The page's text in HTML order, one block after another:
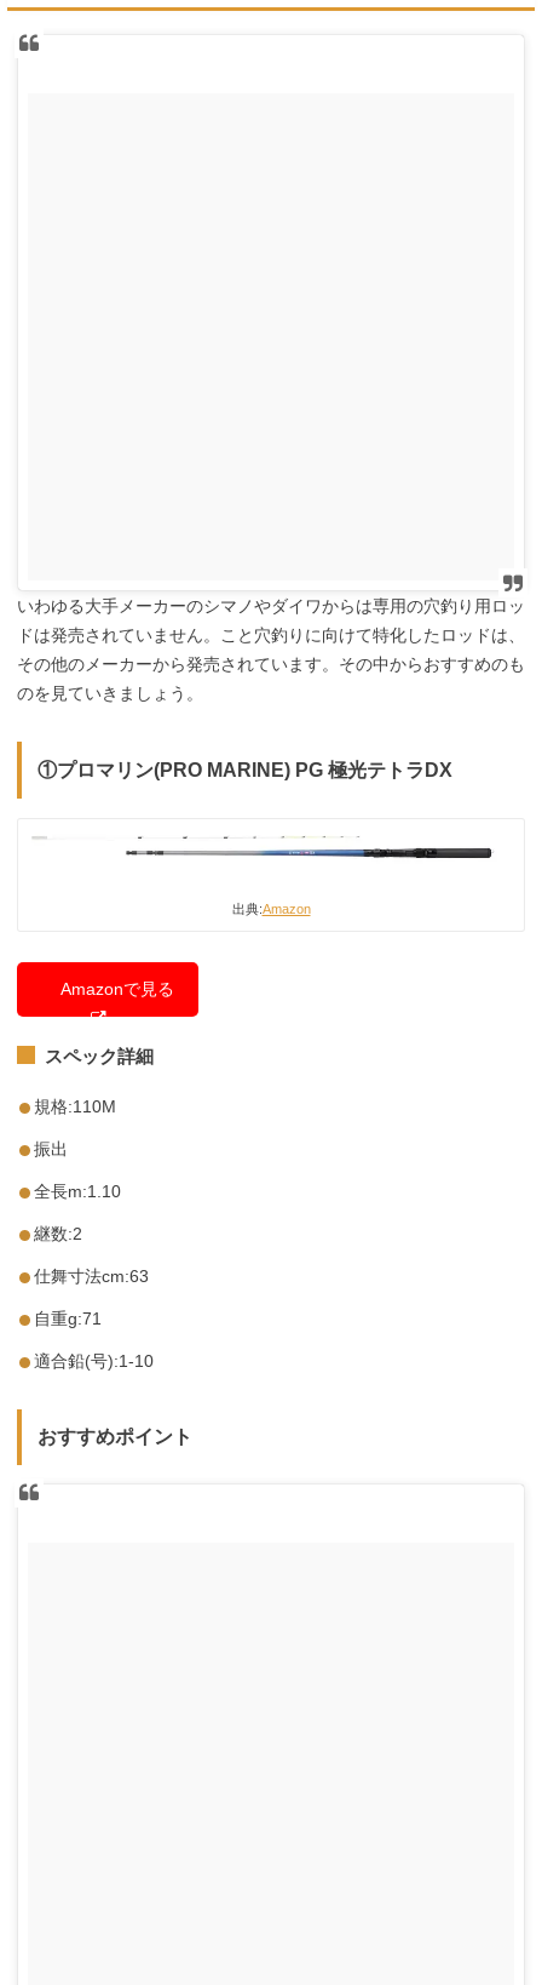
いわゆる大手メーカーのシマノやダイワからは専用の穴釣り用ロッ
ドは発売されていません。こと穴釣りに向けて特化したロッドは、
その他のメーカーから発売されています。その中からおすすめのも
のを見ていきましょう。
①プロマリン(PRO MARINE) PG 極光テトラDX
出典:Amazon
Amazonで見る
スペック詳細
規格:110M
振出
全長m:1.10
継数:2
仕舞寸法cm:63
自重g:71
適合鉛(号):1-10
おすすめポイント